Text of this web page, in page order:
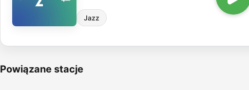
Jazz
Powiązane stacje